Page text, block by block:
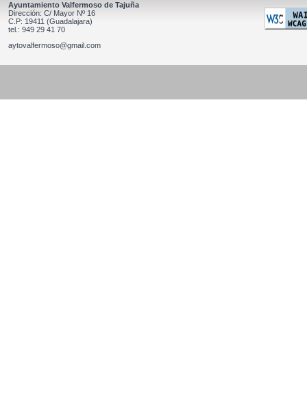
Ayuntamiento Valfermoso de Tajuña
Dirección: C/ Mayor Nº 16
C.P: 19411 (Guadalajara)
tel.: 949 29 41 70
aytovalfermoso@gmail.com